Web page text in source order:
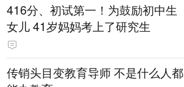
416分、初试第一！为鼓励初中生
女儿 41岁妈妈考上了研究生
传销头目变教育导师 不是什么人都